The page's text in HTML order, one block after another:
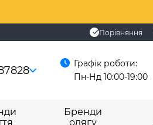
Порівняння
Графік роботи:
Пн-Нд 10:00-19:00
Бренди
одягу